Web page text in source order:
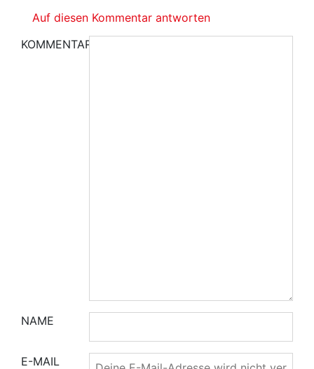
Auf diesen Kommentar antworten
KOMMENTAR
NAME
E-MAIL